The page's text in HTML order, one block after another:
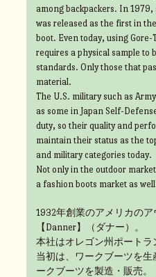
among backpackers. In
was released as the first in
boot. Even today, using Gore-
requires a physical sample to
standards. Only those that
material.
The U.S. military such as
as some in Japan Self-
duty, so their quality and
maintain their status as the
and military categories today.
Not only in the outdoor
a fashion boots market as
1932年創業のアメリカの
【Danner】（ダナー）。
本社はオレゴン州ポートラ
当初は、ワークブーツを
ークブーツを製造・販売。